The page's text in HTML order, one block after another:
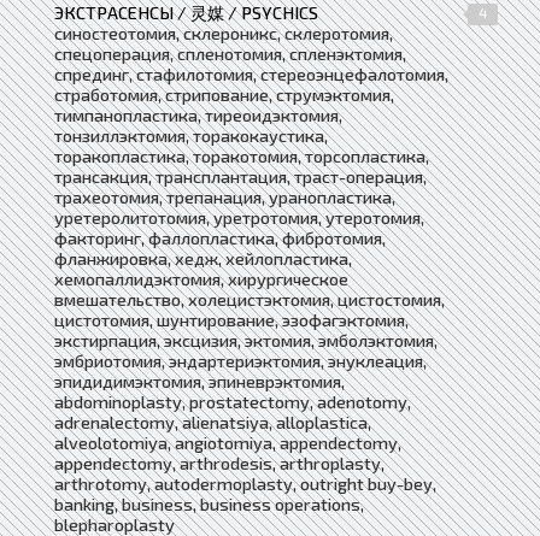
ЭКСТРАСЕНСЫ / 灵媒 / PSYCHICS
4
синостеотомия, склероникс, склеротомия,
спецоперация, спленотомия, спленэктомия,
спрединг, стафилотомия, стереоэнцефалотомия,
стработомия, стрипование, струмэктомия,
тимпанопластика, тиреоидэктомия,
тонзиллэктомия, торакокаустика,
торакопластика, торакотомия, торсопластика,
трансакция, трансплантация, траст-операция,
трахеотомия, трепанация, уранопластика,
уретеролитотомия, уретротомия, утеротомия,
факторинг, фаллопластика, фибротомия,
фланжировка, хедж, хейлопластика,
хемопаллидэктомия, хирургическое
вмешательство, холецистэктомия, цистостомия,
цистотомия, шунтирование, эзофагэктомия,
экстирпация, эксцизия, эктомия, эмболэктомия,
эмбриотомия, эндартериэктомия, энуклеация,
эпидидимэктомия, эпиневрэктомия,
abdominoplasty, prostatectomy, adenotomy,
adrenalectomy, alienatsiya, alloplastica,
alveolotomiya, angiotomiya, appendectomy,
appendectomy, arthrodesis, arthroplasty,
arthrotomy, autodermoplasty, outright buy-bey,
banking, business, business operations,
blepharoplasty